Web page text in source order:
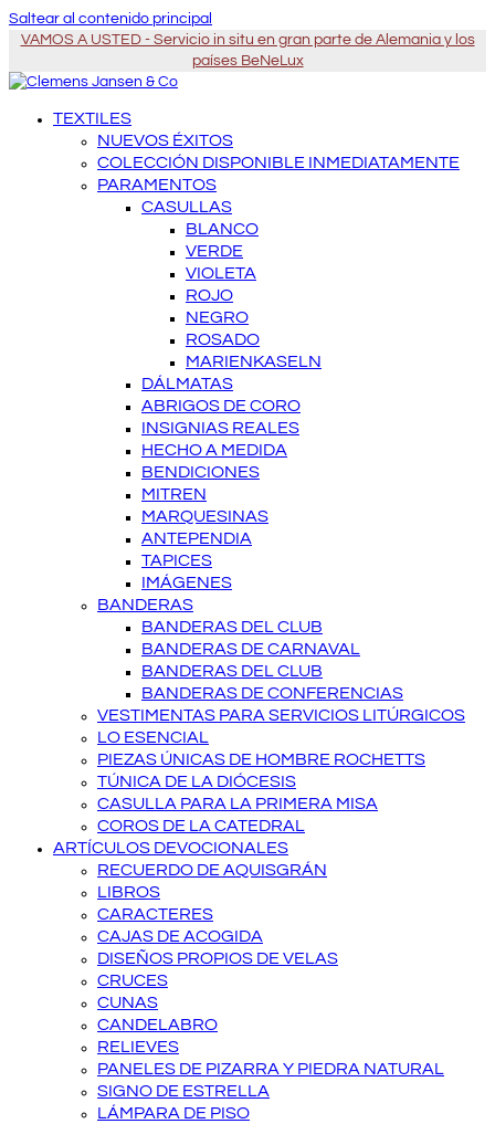
Saltear al contenido principal
VAMOS A USTED - Servicio in situ en gran parte de Alemania y los
países BeNeLux
TEXTILES
NUEVOS ÉXITOS
COLECCIÓN DISPONIBLE INMEDIATAMENTE
PARAMENTOS
CASULLAS
BLANCO
VERDE
VIOLETA
ROJO
NEGRO
ROSADO
MARIENKASELN
DÁLMATAS
ABRIGOS DE CORO
INSIGNIAS REALES
HECHO A MEDIDA
BENDICIONES
MITREN
MARQUESINAS
ANTEPENDIA
TAPICES
IMÁGENES
BANDERAS
BANDERAS DEL CLUB
BANDERAS DE CARNAVAL
BANDERAS DEL CLUB
BANDERAS DE CONFERENCIAS
VESTIMENTAS PARA SERVICIOS LITÚRGICOS
LO ESENCIAL
PIEZAS ÚNICAS DE HOMBRE ROCHETTS
TÚNICA DE LA DIÓCESIS
CASULLA PARA LA PRIMERA MISA
COROS DE LA CATEDRAL
ARTÍCULOS DEVOCIONALES
RECUERDO DE AQUISGRÁN
LIBROS
CARACTERES
CAJAS DE ACOGIDA
DISEÑOS PROPIOS DE VELAS
CRUCES
CUNAS
CANDELABRO
RELIEVES
PANELES DE PIZARRA Y PIEDRA NATURAL
SIGNO DE ESTRELLA
LÁMPARA DE PISO